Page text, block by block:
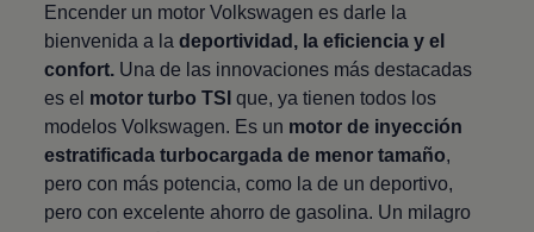
Encender un motor Volkswagen es darle la
bienvenida a la deportividad, la eficiencia y el
confort. Una de las innovaciones más destacadas
es el motor turbo TSI que, ya tienen todos los
modelos Volkswagen. Es un motor de inyección
estratificada turbocargada de menor tamaño,
pero con más potencia, como la de un deportivo,
pero con excelente ahorro de gasolina. Un milagro